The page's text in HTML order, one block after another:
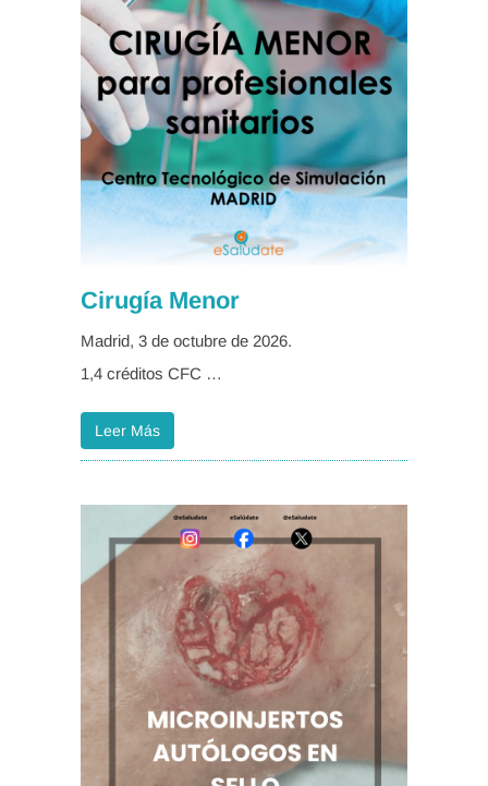
Cirugía Menor
Madrid, 3 de octubre de 2026.
1,4 créditos CFC …
Leer Más